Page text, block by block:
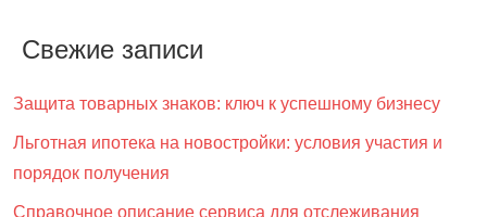
Свежие записи
Защита товарных знаков: ключ к успешному бизнесу
Льготная ипотека на новостройки: условия участия и
порядок получения
Справочное описание сервиса для отслеживания